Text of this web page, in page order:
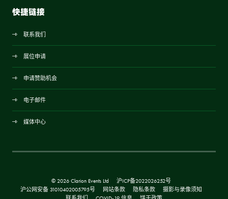
快捷链接
联系我们
展位申请
申请赞助机会
电子邮件
媒体中心
© 2026 Clarion Events Ltd
沪ICP备2022026252号
沪公网安备 31010402005795号
网站条款 隐私条款
摄影与录像须知